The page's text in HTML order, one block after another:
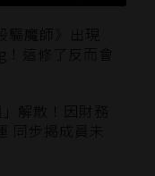
驅魔師》出現
！這修了反而會
解散！因財務
同步揭成員未